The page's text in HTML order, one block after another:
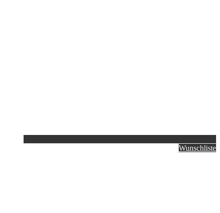
Wunschliste